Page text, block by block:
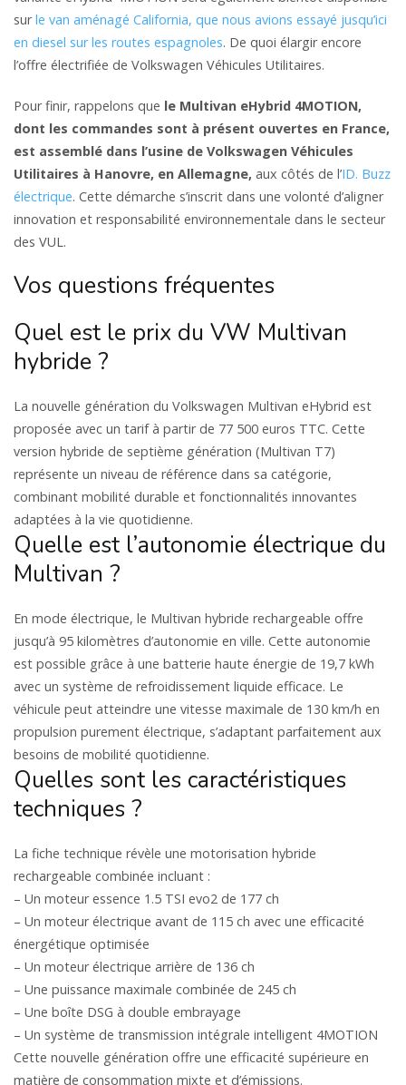
surle van aménagé California, que nous avions essayé jusqu’ici
en diesel sur les routes espagnoles. De quoi élargir encore
l’offre électrifiée de Volkswagen Véhicules Utilitaires.
Pour finir, rappelons que le Multivan eHybrid 4MOTION,
dont les commandes sont à présent ouvertes en France,
est assemblé dans l’usine de Volkswagen Véhicules
Utilitaires à Hanovre, en Allemagne, aux côtés de l’ID. Buzz
électrique. Cette démarche s’inscrit dans une volonté d’aligner
innovation et responsabilité environnementale dans le secteur
des VUL.
Vos questions fréquentes
Quel est le prix du VW Multivan
hybride ?
La nouvelle génération du Volkswagen Multivan eHybrid est
proposée avec un tarif à partir de 77 500 euros TTC. Cette
version hybride de septième génération (Multivan T7)
représente un niveau de référence dans sa catégorie,
combinant mobilité durable et fonctionnalités innovantes
adaptées à la vie quotidienne.
Quelle est l’autonomie électrique du
Multivan ?
En mode électrique, le Multivan hybride rechargeable offre
jusqu’à 95 kilomètres d’autonomie en ville. Cette autonomie
est possible grâce à une batterie haute énergie de 19,7 kWh
avec un système de refroidissement liquide efficace. Le
véhicule peut atteindre une vitesse maximale de 130 km/h en
propulsion purement électrique, s’adaptant parfaitement aux
besoins de mobilité quotidienne.
Quelles sont les caractéristiques
techniques ?
La fiche technique révèle une motorisation hybride
rechargeable combinée incluant :
– Un moteur essence 1.5 TSI evo2 de 177 ch
– Un moteur électrique avant de 115 ch avec une efficacité
énergétique optimisée
– Un moteur électrique arrière de 136 ch
– Une puissance maximale combinée de 245 ch
– Une boîte DSG à double embrayage
– Un système de transmission intégrale intelligent 4MOTION
Cette nouvelle génération offre une efficacité supérieure en
matière de consommation mixte et d’émissions.